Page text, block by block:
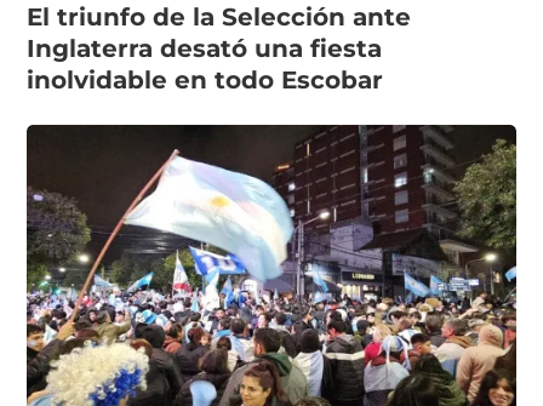
El triunfo de la Selección ante
Inglaterra desató una fiesta
inolvidable en todo Escobar